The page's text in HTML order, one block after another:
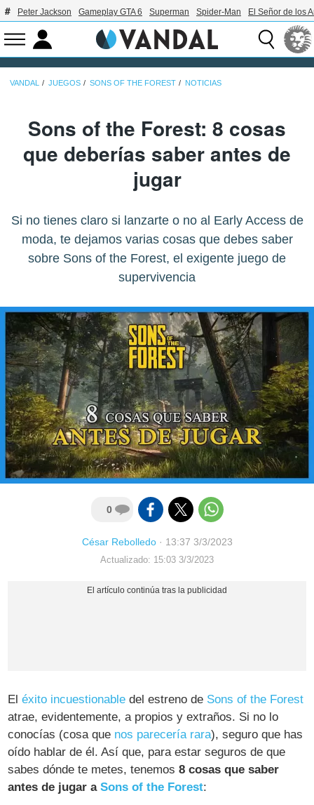
Peter Jackson Gameplay GTA 6 Superman Spider-Man El Señor de los
VANDAL JUEGOS SONS OF THE FOREST NOTICIAS
Sons of the Forest: 8 cosas
que deberías saber antes de
jugar
Si no tienes claro si lanzarte o no al Early Access de
moda, te dejamos varias cosas que debes saber
sobre Sons of the Forest, el exigente juego de
supervivencia
0
César Rebolledo· 13:37 3/3/2023
Actualizado: 15:03 3/3/2023
Eléxito incuestionable del estreno de Sons of the Forest
atrae, evidentemente, a propios y extraños. Si no lo
conocías (cosa que nos parecería rara), seguro que has
oído hablar de él. Así que, para estar seguros de que
sabes dónde te metes, tenemos8 cosas que saber
antes de jugar aSons of the Forest: